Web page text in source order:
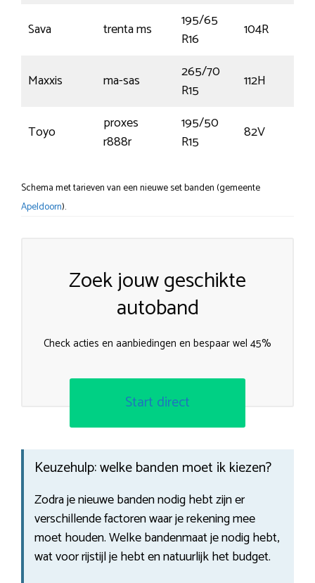
Sava trenta ms
195/65
R16
104R
Maxxis ma-sas
265/70
R15
112H
Toyo
proxes
r888r
195/50
R15
82V
Schema met tarieven van een nieuwe set banden (gemeente
Apeldoorn).
Zoek jouw geschikte
autoband
Check acties en aanbiedingen en bespaar wel 45%
Start direct
Keuzehulp: welke banden moet ik kiezen?
Zodra je nieuwe banden nodig hebt zijn er
verschillende factoren waar je rekening mee
moet houden. Welke bandenmaat je nodig hebt,
wat voor rijstijl je hebt en natuurlijk het budget.